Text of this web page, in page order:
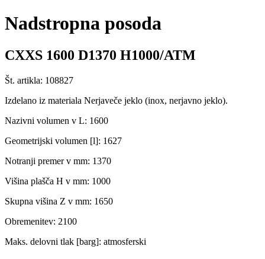
Nadstropna posoda
CXXS 1600 D1370 H1000/ATM
Št. artikla: 108827
Izdelano iz materiala Nerjaveče jeklo (inox, nerjavno jeklo).
Nazivni volumen v L: 1600
Geometrijski volumen [l]: 1627
Notranji premer v mm: 1370
Višina plašča H v mm: 1000
Skupna višina Z v mm: 1650
Obremenitev: 2100
Maks. delovni tlak [barg]: atmosferski